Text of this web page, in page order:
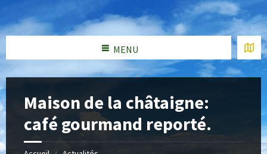
MENU
Maison de la châtaigne:
café gourmand reporté.